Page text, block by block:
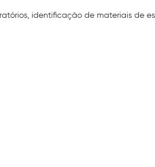
identificação de materiais de